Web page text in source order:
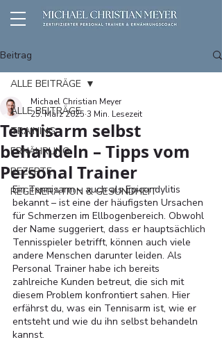
Beitrag
ALLE BEITRÄGE
TRAINING
ERNÄHRUNG
REZEPTE
REGENERATION & GESUNDHEIT
ALLE BEITRÄGE
Tennisarm selbst
behandeln – Tipps vom
Personal Trainer
Michael Christian Meyer
25. März 2025 3 Min. Lesezeit
Ein Tennisarm – auch als Epicondylitis
bekannt – ist eine der häufigsten Ursachen
für Schmerzen im Ellbogenbereich. Obwohl
der Name suggeriert, dass er hauptsächlich
Tennisspieler betrifft, können auch viele
andere Menschen darunter leiden. Als
Personal Trainer habe ich bereits
zahlreiche Kunden betreut, die sich mit
diesem Problem konfrontiert sahen. Hier
erfährst du, was ein Tennisarm ist, wie er
entsteht und wie du ihn selbst behandeln
kannst.